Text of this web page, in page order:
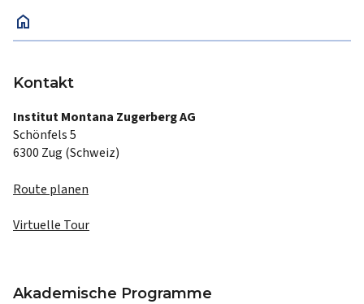
home
Kontakt
Institut Montana Zugerberg AG
Schönfels 5
6300 Zug (Schweiz)
Route planen
Virtuelle Tour
Akademische Programme